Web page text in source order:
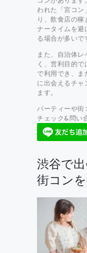
われた「宮コン
り、飲食店の
ナータイムを
る場合が多いで
また、自治体
く、営利目的
で利用でき、ま
に出会えるチャ
ます。
パーティーや街
チェック&問い
渋谷で
街コン